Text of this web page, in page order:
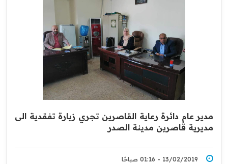
مدير عام دائرة رعاية القاصرين تجري زيارة تفقدية الى
مديرية قاصرين مدينة الصدر
13/02/2019 - 01:16 صباحًا